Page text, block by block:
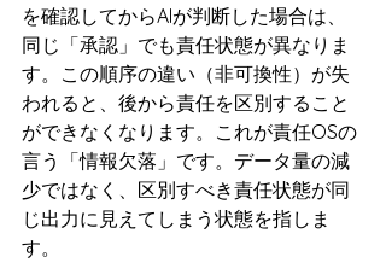
を確認してからAIが判断した場合は、
同じ「承認」でも責任状態が異なりま
す。この順序の違い（非可換性）が失
われると、後から責任を区別すること
ができなくなります。これが責任OSの
言う「情報欠落」です。データ量の減
少ではなく、区別すべき責任状態が同
じ出力に見えてしまう状態を指しま
す。